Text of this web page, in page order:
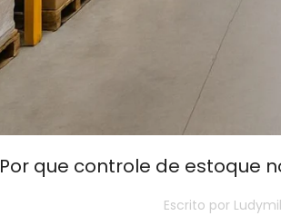
Por que controle de estoque
Escrito por